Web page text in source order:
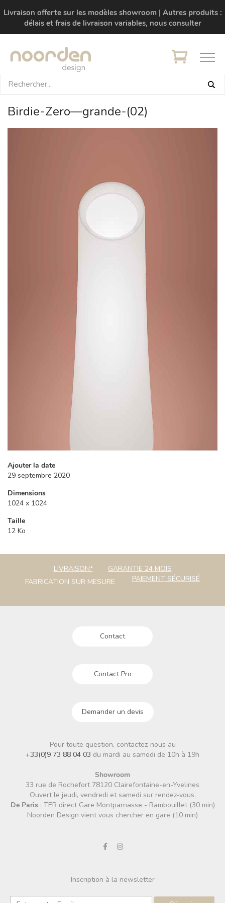
Livraison offerte sur les modèles showroom | Autres produits :
délais et frais de livraison variables, nous consulter
Birdie-Zero—grande-(02)
Ajouter la date
29 septembre 2020
Dimensions
1024 x 1024
Taille
12 Ko
LIVRAISON*
GARANTIE 24 MOIS
FABRICATION SUR MESURE
PAIEMENT SÉCURISÉ
Contact
Contact Pro
Demander un devis
Pour toute question, contactez-nous au
+33(0)9 73 88 04 03 du mardi au samedi de 10h à 19h
Showroom
33 rue de Rochefort 78120 Clairefontaine-en-Yvelines
Ouvert le jeudi, vendredi et samedi sur rendez-vous.
De Paris : TER direct Gare Montparnasse - Rambouillet (30 min)
Noorden Design vient vous chercher en gare (10 min)
Inscription à la newsletter